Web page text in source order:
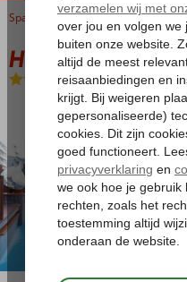
Home
Spanje Costa Brava Lloret de Mar
Hotel Xaine Park
Logies-Hotel